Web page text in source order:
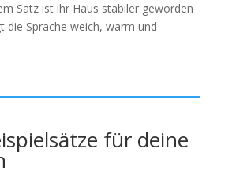
Satz ist ihr Haus stabiler geworden
die Sprache weich, warm und
für deine